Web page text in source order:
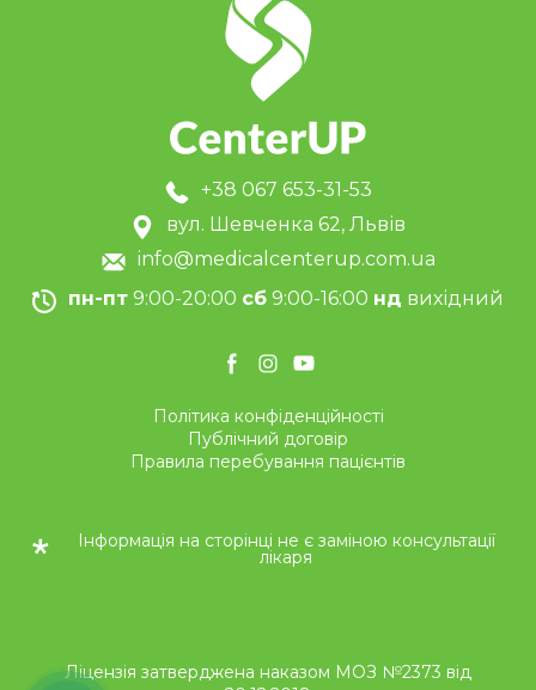
+38 067 653-31-53
вул. Шевченка 62, Львів
info@medicalcenterup.com.ua
пн-пт 9:00-20:00 сб 9:00-16:00 нд вихідний
Політика конфіденційності
Публічний договір
Правила перебування пацієнтів
Інформація на сторінці не є заміною консультації
лікаря
Ліцензія затверджена наказом МОЗ №2373 від